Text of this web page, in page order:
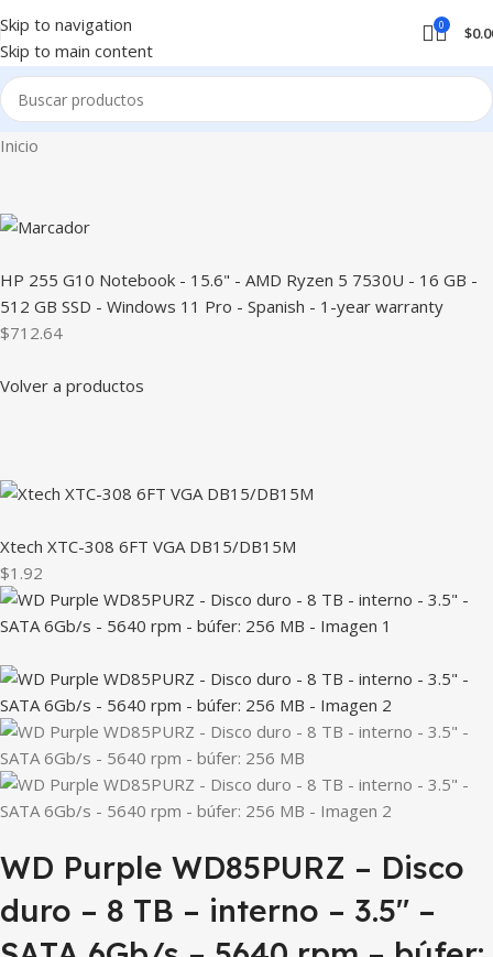
Skip to navigation
Skip to main content
0 $
Inicio
HP 255 G10 Notebook - 15.6" - AMD Ryzen 5 7530U - 16 GB -
512 GB SSD - Windows 11 Pro - Spanish - 1-year warranty
$712.64
Volver a productos
Xtech XTC-308 6FT VGA DB15/DB15M
$1.92
WD Purple WD85PURZ – Disco
duro – 8 TB – interno – 3.5″ –